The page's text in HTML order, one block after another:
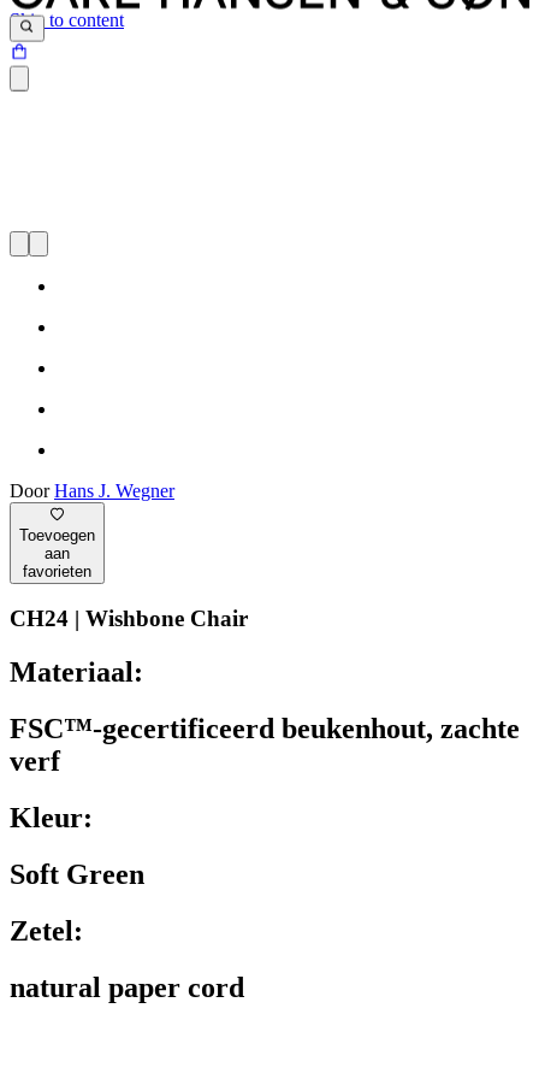
Skip to content
DoorHans J. Wegner
Toevoegen
aan
favorieten
CH24 | Wishbone Chair
Materiaal:
FSC™-gecertificeerd beukenhout, zachte
verf
Kleur:
Soft Green
Zetel:
natural paper cord